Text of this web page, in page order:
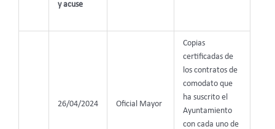
y acuse
26/04/2024 Oficial Mayor
Copias
certificadas de
los contratos de
comodato que
ha suscrito el
Ayuntamiento
con cada uno de